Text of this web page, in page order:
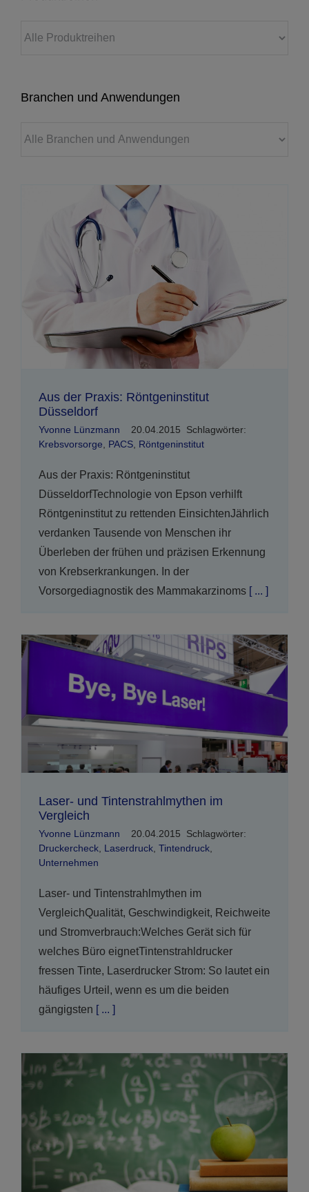
Branchen und Anwendungen
Aus der Praxis: Röntgeninstitut
Düsseldorf
Yvonne Lünzmann 20.04.2015
Schlagwörter:
Krebsvorsorge
PACS, Röntgeninstitut
Aus der Praxis: Röntgeninstitut
DüsseldorfTechnologie von Epson verhilft
Röntgeninstitut zu rettenden EinsichtenJährlich
verdanken Tausende von Menschen ihr
Überleben der frühen und präzisen Erkennung
von Krebserkrankungen. In der
Vorsorgediagnostik des Mammakarzinoms[ ... ]
Laser- und Tintenstrahlmythen im
Vergleich
Yvonne Lünzmann 20.04.2015
Schlagwörter:
Druckercheck, Laserdruck, Tintendruck,
Unternehmen
Laser- und Tintenstrahlmythen im
VergleichQualität, Geschwindigkeit, Reichweite
und Stromverbrauch:Welches Gerät sich für
welches Büro eignetTintenstrahldrucker
fressen Tinte, Laserdrucker Strom: So lautet ein
häufiges Urteil, wenn es um die beiden
gängigsten [ ... ]